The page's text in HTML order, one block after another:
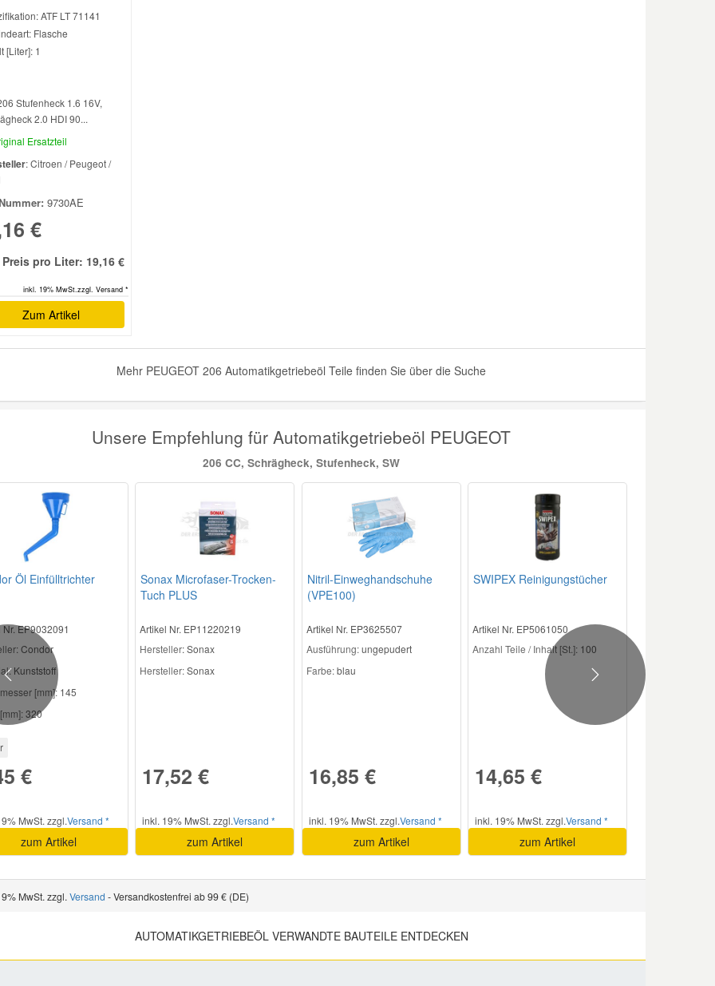
ATF LT 71141
Flasche
[Liter]: 1
Stufenheck 1.6 16V,
2.0 HDI 90...
Ersatzteil
: Citroen / Peugeot /
9730AE
€
Preis pro Liter: 19,16 €
inkl. 19% MwSt.zzgl. Versand *
Zum Artikel
Mehr PEUGEOT 206 Automatikgetriebeöl Teile finden Sie über die Suche
Unsere Empfehlung für Automatikgetriebeöl PEUGEOT
206 CC, Schrägheck, Stufenheck, SW
Öl Einfülltrichter
Nr. EP9032091
: Condor
Kunststoff
[mm]:145
320
€
MwSt. zzgl.Versand *
zum Artikel
Sonax Microfaser-Trocken-
Tuch PLUS
Artikel Nr. EP11220219
Hersteller: Sonax
Hersteller:Sonax
17,52 €
inkl. 19% MwSt. zzgl.Versand *
zum Artikel
Nitril-Einweghandschuhe
(VPE100)
Artikel Nr. EP3625507
Ausführung:ungepudert
Farbe:blau
16,85 €
inkl. 19% MwSt. zzgl.Versand *
zum Artikel
SWIPEX Reinigungstücher
Artikel Nr. EP5061050
Anzahl Teile / Inhalt [St.]: 100
14,65 €
inkl. 19% MwSt. zzgl.Versand *
zum Artikel
Previous Next
MwSt. zzgl. Versand - Versandkostenfrei ab 99 € (DE)
AUTOMATIKGETRIEBEÖL VERWANDTE BAUTEILE ENTDECKEN